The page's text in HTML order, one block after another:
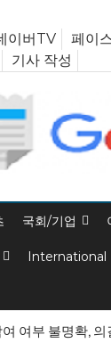
이버TV 페이
기사 작성
국회/기업
International
여 여부 불명확,